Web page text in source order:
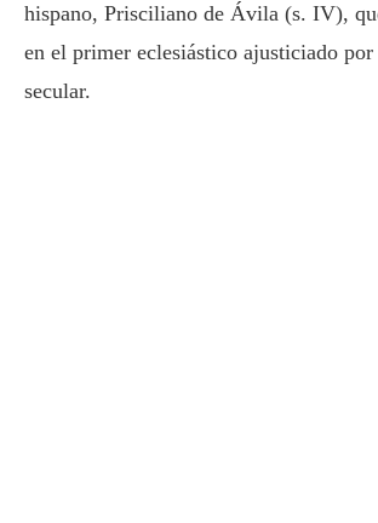
hispano, Prisciliano de Ávila (s. IV),
en el primer eclesiástico ajusticiado
secular.